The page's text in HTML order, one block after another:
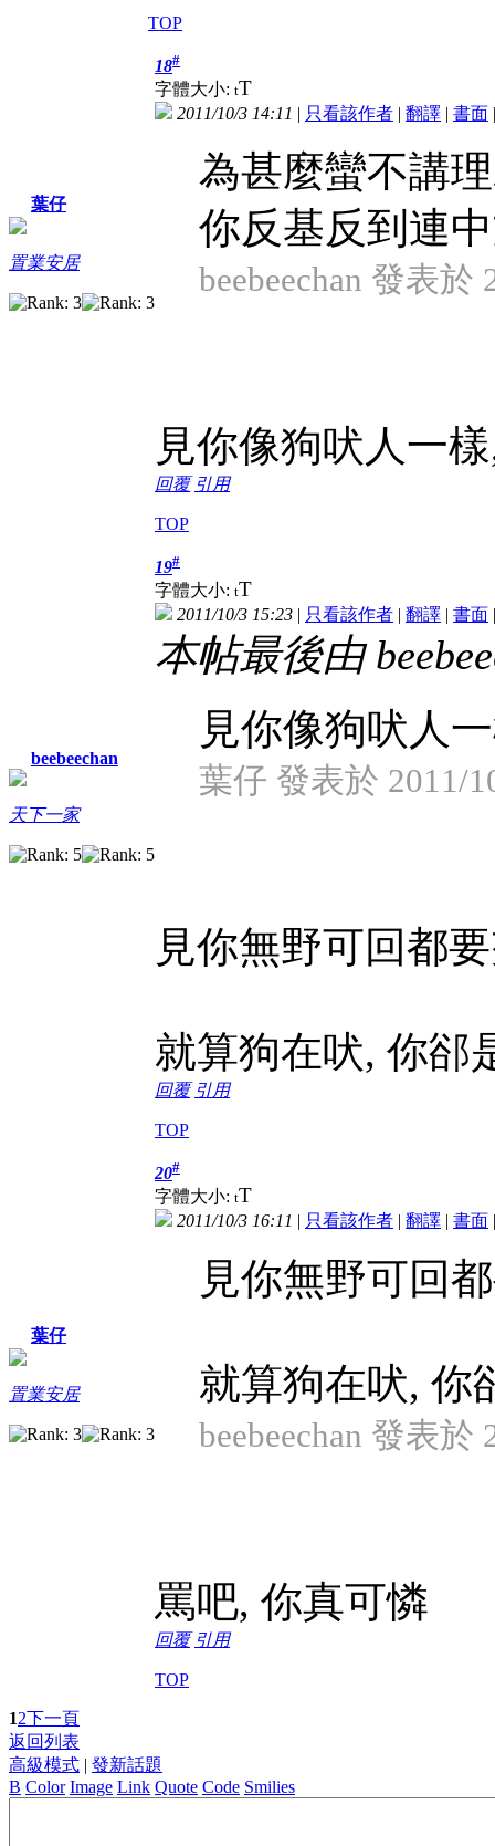
TOP
葉仔
置業安居
18#
字體大小: tT
2011/10/3 14:11 | 只看該作者 | 翻譯 | 書面
為甚麼蠻不講
你反基反到連
beebeechan 發表於
見你像狗吠人一
回覆 引用
TOP
beebeechan
天下一家
19#
字體大小: tT
2011/10/3 15:23 | 只看該作者 | 翻譯 | 書面
本帖最後由
見你像狗吠人
葉仔 發表於 2011/
見你無野可回都
就算狗在吠, 你郤
回覆 引用
TOP
葉仔
置業安居
20#
字體大小: tT
2011/10/3 16:11 | 只看該作者 | 翻譯 | 書面
見你無野可回
就算狗在吠, 你
beebeechan 發表於
罵吧, 你真可憐
回覆 引用
TOP
12下一頁
返回列表
高級模式 | 發新話題
B Color Image Link Quote Code Smilies